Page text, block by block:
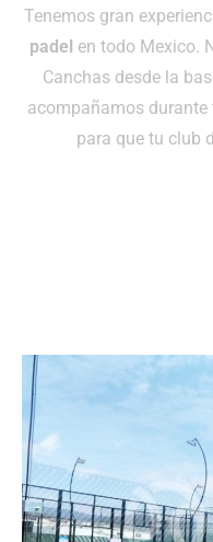
Tenemos gran
padel en todo Mexico.
Canchas desde la
acompañamos durante
para que tu club